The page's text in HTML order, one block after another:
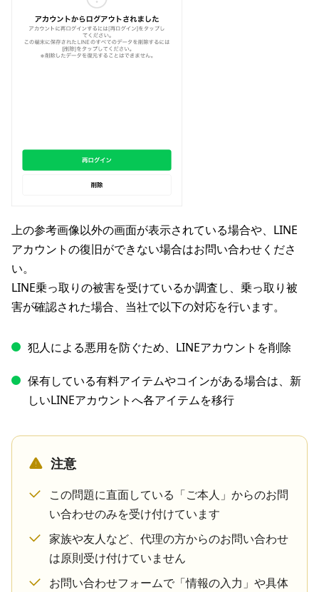
上の参考画像以外の画面が表示されている場合や、LINE
アカウントの復旧ができない場合はお問い合わせくださ
い。
LINE乗っ取りの被害を受けているか調査し、乗っ取り被
害が確認された場合、当社で以下の対応を行います。
犯人による悪用を防ぐため、LINEアカウントを削除
保有している有料アイテムやコインがある場合は、新
しいLINEアカウントへ各アイテムを移行
注意
この問題に直面している「ご本人」からのお問
い合わせのみを受け付けています
家族や友人など、代理の方からのお問い合わせ
は原則受け付けていません
お問い合わせフォームで「情報の入力」や具体